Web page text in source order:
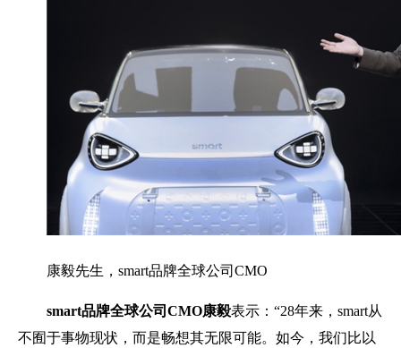
康毅先生，smart品牌全球公司CMO
smart品牌全球公司CMO康毅表示：“28年来，smart从
不囿于事物现状，而是畅想其无限可能。如今，我们比以